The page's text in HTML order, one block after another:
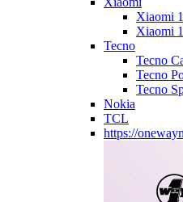
Xiaomi
Xiaomi
Tecno
Tecno
Tecno
Tecno
Nokia
TCL
https://